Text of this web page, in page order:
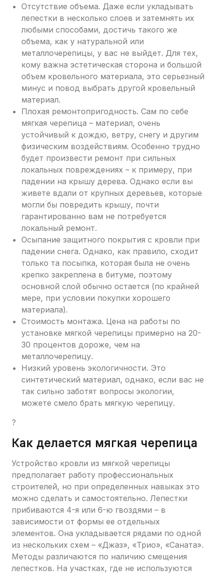
Отсутствие объема. Даже если укладывать
лепестки в несколько слоев и затемнять их
любыми способами, достичь такого же
объема, как у натуральной или
металлочерепицы, у вас не выйдет. Для тех,
кому важна эстетическая сторона и большой
объем кровельного материала, это серьезный
минус и повод выбрать другой кровельный
материал.
Плохая ремонтопригодность. Сам по себе
мягкая черепица – материал, очень
устойчивый к дождю, ветру, снегу и другим
физическим воздействиям. Особенно трудно
будет произвести ремонт при сильных
локальных повреждениях – к примеру, при
падении на крышу дерева. Однако если вы
живете вдали от крупных деревьев, которые
могли бы повредить крышу, почти
гарантированно вам не потребуется
локальный ремонт.
Осыпание защитного покрытия с кровли при
падении снега. Однако, как правило, сходит
только та посыпка, которая была не очень
крепко закреплена в битуме, поэтому
основной слой обычно остается (по крайней
мере, при условии покупки хорошего
материала).
Стоимость монтажа. Цена на работы по
установке мягкой черепицы примерно на 20-
30 процентов дороже, чем на
металлочерепицу.
Низкий уровень экологичности. Это
синтетический материал, однако, если вас не
так сильно заботят вопросы экологии,
можете смело брать мягкую черепицу.
?
Как делается мягкая черепица
Устройство кровли из мягкой черепицы
предполагает работу профессиональных
строителей, но при определенных навыках это
можно сделать и самостоятельно. Лепестки
прибиваются 4-я или 6-ю гвоздями – в
зависимости от формы ее отдельных
элементов. Она укладывается рядами по одной
из нескольких схем – «Джаз», «Трио», «Саната».
Методы различаются по наличию смещения
лепестков. На участках, где не используются